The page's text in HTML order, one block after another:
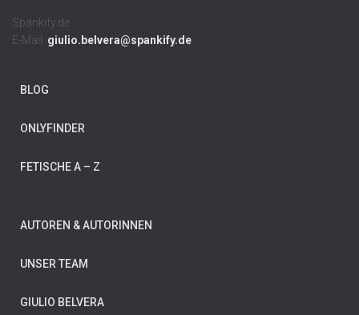
Spankify.de
E-Mail: giulio.belvera@spankify.de
BLOG
ONLYFINDER
FETISCHE A – Z
AUTOREN & AUTORINNEN
UNSER TEAM
GIULIO BELVERA